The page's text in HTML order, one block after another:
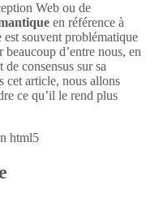
Web ou de
en référence à
souvent problématique
d’entre nous, en
consensus sur sa
cet article, nous allons
ce qu’il le rend plus
html5